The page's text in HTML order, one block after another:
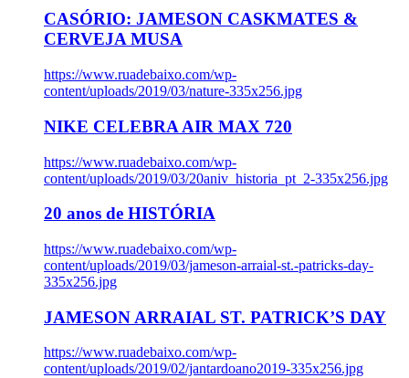
CASÓRIO: JAMESON CASKMATES &
CERVEJA MUSA
https://www.ruadebaixo.com/wp-
content/uploads/2019/03/nature-335x256.jpg
NIKE CELEBRA AIR MAX 720
https://www.ruadebaixo.com/wp-
content/uploads/2019/03/20aniv_historia_pt_2-335x256.jpg
20 anos de HISTÓRIA
https://www.ruadebaixo.com/wp-
content/uploads/2019/03/jameson-arraial-st.-patricks-day-
335x256.jpg
JAMESON ARRAIAL ST. PATRICK’S DAY
https://www.ruadebaixo.com/wp-
content/uploads/2019/02/jantardoano2019-335x256.jpg